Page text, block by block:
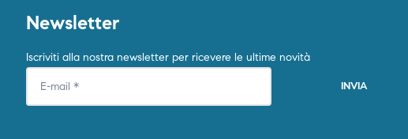
Newsletter
Iscriviti alla nostra newsletter per ricevere le ultime novità